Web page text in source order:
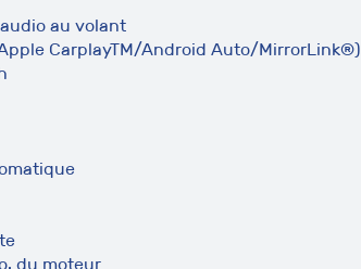
au volant
CarplayTM/Android Auto/MirrorLink®)
du moteur